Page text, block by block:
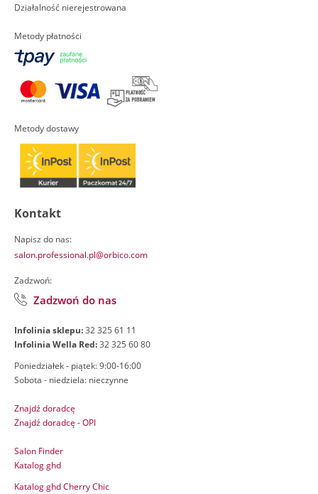
Działalność nierejestrowana
Metody płatności
Metody dostawy
Kontakt
Napisz do nas:
salon.professional.pl@orbico.com
Zadzwoń:
Zadzwoń do nas
Infolinia sklepu:32 325 61 11
Infolinia Wella Red:32 325 60 80
Poniedziałek - piątek: 9:00-16:00
Sobota - niedziela: nieczynne
Znajdź doradcę
Znajdź doradcę - OPI
Salon Finder
Katalog ghd
Katalog ghd Cherry Chic